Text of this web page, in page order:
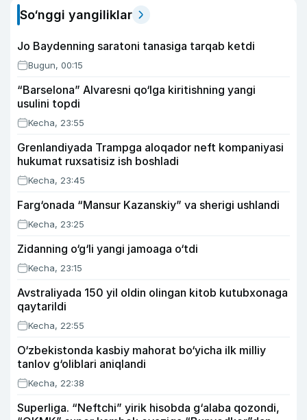
So‘nggi yangiliklar
Jo Baydenning saratoni tanasiga tarqab ketdi
Bugun, 00:15
“Barselona” Alvaresni qo‘lga kiritishning yangi
usulini topdi
Kecha, 23:55
Grenlandiyada Trampga aloqador neft kompaniyasi
hukumat ruxsatisiz ish boshladi
Kecha, 23:45
Farg‘onada “Mansur Kazanskiy” va sherigi ushlandi
Kecha, 23:25
Zidanning o‘g‘li yangi jamoaga o‘tdi
Kecha, 23:15
Avstraliyada 150 yil oldin olingan kitob kutubxonaga
qaytarildi
Kecha, 22:55
O‘zbekistonda kasbiy mahorat bo‘yicha ilk milliy
tanlov g‘oliblari aniqlandi
Kecha, 22:38
Superliga. “Neftchi” yirik hisobda g‘alaba qozondi,